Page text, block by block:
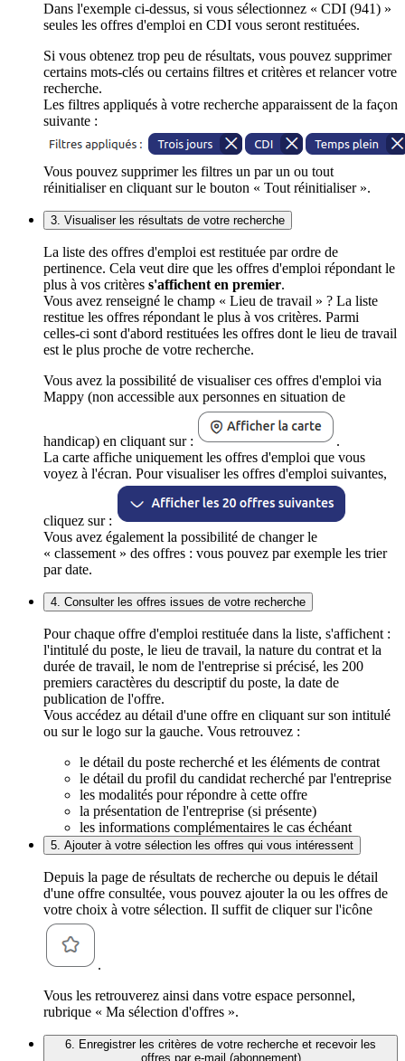
Dans l'exemple ci-dessus, si vous sélectionnez « CDI (941) »
seules les offres d'emploi en CDI vous seront restituées.
Si vous obtenez trop peu de résultats, vous pouvez supprimer
certains mots-clés ou certains filtres et critères et relancer votre
recherche.
Les filtres appliqués à votre recherche apparaissent de la façon
suivante :
Vous pouvez supprimer les filtres un par un ou tout
réinitialiser en cliquant sur le bouton « Tout réinitialiser ».
3. Visualiser les résultats de votre recherche
La liste des offres d'emploi est restituée par ordre de
pertinence. Cela veut dire que les offres d'emploi répondant le
plus à vos critères s'affichent en premier.
Vous avez renseigné le champ « Lieu de travail » ? La liste
restitue les offres répondant le plus à vos critères. Parmi
celles-ci sont d'abord restituées les offres dont le lieu de travail
est le plus proche de votre recherche.
Vous avez la possibilité de visualiser ces offres d'emploi via
Mappy (non accessible aux personnes en situation de
handicap) en cliquant sur :
.
La carte affiche uniquement les offres d'emploi que vous
voyez à l'écran. Pour visualiser les offres d'emploi suivantes,
cliquez sur :
Vous avez également la possibilité de changer le
« classement » des offres : vous pouvez par exemple les trier
par date.
4. Consulter les offres issues de votre recherche
Pour chaque offre d'emploi restituée dans la liste, s'affichent :
l'intitulé du poste, le lieu de travail, la nature du contrat et la
durée de travail, le nom de l'entreprise si précisé, les 200
premiers caractères du descriptif du poste, la date de
publication de l'offre.
Vous accédez au détail d'une offre en cliquant sur son intitulé
ou sur le logo sur la gauche. Vous retrouvez :
le détail du poste recherché et les éléments de contrat
le détail du profil du candidat recherché par l'entreprise
les modalités pour répondre à cette offre
la présentation de l'entreprise (si présente)
les informations complémentaires le cas échéant
5. Ajouter à votre sélection les offres qui vous intéressent
Depuis la page de résultats de recherche ou depuis le détail
d'une offre consultée, vous pouvez ajouter la ou les offres de
votre choix à votre sélection. Il suffit de cliquer sur l'icône
.
Vous les retrouverez ainsi dans votre espace personnel,
rubrique « Ma sélection d'offres ».
6. Enregistrer les critères de votre recherche et recevoir les
offres par e-mail (abonnement)